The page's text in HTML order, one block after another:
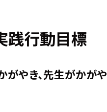
践行動目標
がやき、先生がかが